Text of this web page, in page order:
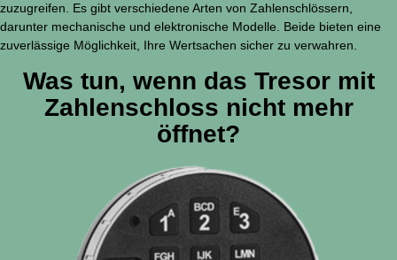
zuzugreifen. Es gibt verschiedene Arten von Zahlenschlössern,
darunter mechanische und elektronische Modelle. Beide bieten eine
zuverlässige Möglichkeit, Ihre Wertsachen sicher zu verwahren.
Was tun, wenn das Tresor mit
Zahlenschloss nicht mehr
öffnet?